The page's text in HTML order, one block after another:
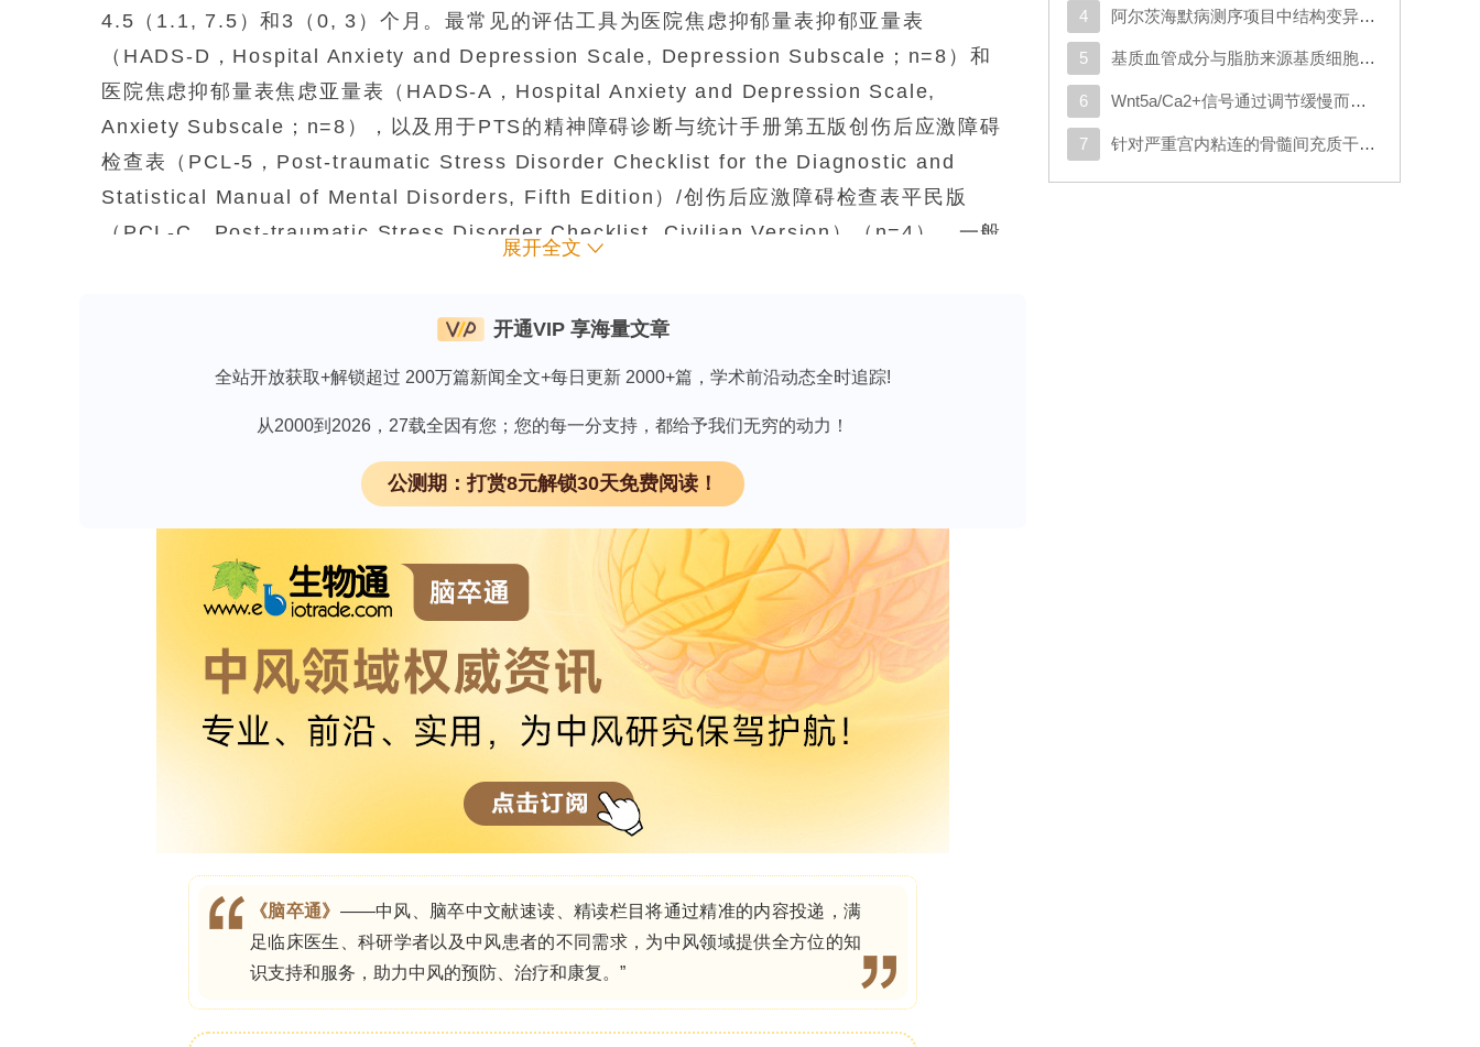
4.5（1.1, 7.5）和3（0, 3）个月。最常见的评估工具为医院焦虑抑郁量表抑郁亚量表
（HADS-D，Hospital Anxiety and Depression Scale, Depression Subscale；n=8）和
医院焦虑抑郁量表焦虑亚量表（HADS-A，Hospital Anxiety and Depression Scale,
Anxiety Subscale；n=8），以及用于PTS的精神障碍诊断与统计手册第五版创伤后应激障碍
检查表（PCL-5，Post-traumatic Stress Disorder Checklist for the Diagnostic and
Statistical Manual of Mental Disorders, Fifth Edition）/创伤后应激障碍检查表平民版
（PCL-C，Post-traumatic Stress Disorder Checklist, Civilian Version）（n=4）。一般
24%（20–29%），在使用任意评估工具的出版物中为26%（16–38%）。使用HADS-A的合
并焦虑患病率为37%（21–56%），使用任意评估工具为32%（18–51%）。PTS患病率为
率高于一般人群。研究间显著的异质性——特别是在评估工具和评估时点上——影响了这些发
现，限制了精确的患病率估计。
欢迎下载最佳的病毒清除验证和细胞库检测方案>>> 领 取
**研究背景**
监护后综合征”（PICS，post-intensive care syndrome），严重影响患者及其照护者的生活
持续数月或数年。然而，在神经危重症幸存者中，对这些症状的解读更为复杂：部分症状可能
源自潜在的神经系统疾病过程（如卒中后抑郁），另一些则可能反映危重症的体验。历史上，
PICS症状被认为与神经重症监护幸存者所表现的后遗症不同，因为急性结构性神经损伤（“宏
观”损伤，如出血性卒中）可能掩盖经典的PICS症状，导致PICS相关研究在很大程度上排除了
展开全文
开通VIP 享海量文章
全站开放获取+解锁超过 200万篇新闻全文+每日更新 2000+篇，学术前沿动态全时追踪!
从2000到2026，27载全因有您；您的每一分支持，都给予我们无穷的动力！
公测期：打赏8元解锁30天免费阅读！
4 阿尔茨海默病测序项目中结构变异对阿尔茨海默病的影响
5 基质血管成分与脂肪来源基质细胞在细胞辅助脂质移植中的剂量依赖性时空比较
6 Wnt5a/Ca2+信号通过调节缓慢而持续的Ca2+内流来促进肌细胞分化
7 针对严重宫内粘连的骨髓间充质干细胞靶向子宫动脉灌注治疗：一项随机对照试验及探索性转化分析